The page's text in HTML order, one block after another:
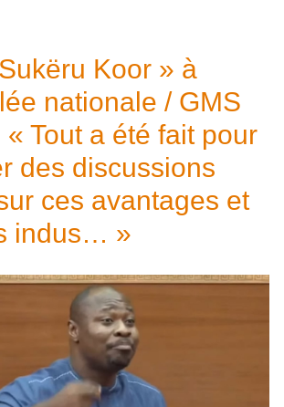
Koor » à
nationale / GMS
« Tout a été fait pour
des discussions
ces avantages et
indus… »